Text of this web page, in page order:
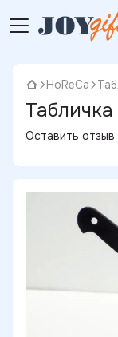
HoReCa
Оставить отзыв